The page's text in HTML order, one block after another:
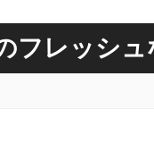
フレッシ